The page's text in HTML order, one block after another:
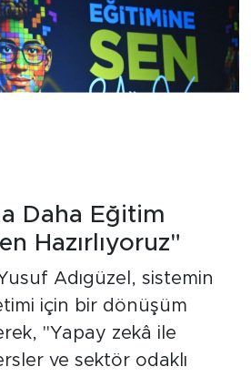
Daha Eğitim
Hazırlıyoruz"
Adıgüzel, sistemin
için bir dönüşüm
"Yapay zekâ ile
ve sektör odaklı